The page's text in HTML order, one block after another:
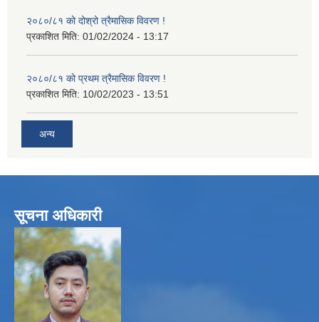
२०८०/८१ को दोश्रो त्रैमासिक विवरण !
प्रकाशित मिति: 01/02/2024 - 13:17
२०८०/८१ को प्रथम त्रैमासिक विवरण !
प्रकाशित मिति: 10/02/2023 - 13:51
अन्य
सूचना अधिकारी